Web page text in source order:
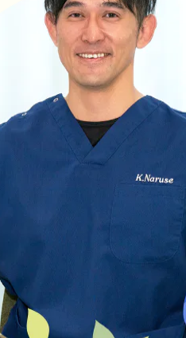
まとご家族にとって、安
クリニックであり続けら
努めてまいります。
りつけ診療料」に基づ
す。
時に順次ご案内いたしま
クリニックをよろしくお
荷しました】